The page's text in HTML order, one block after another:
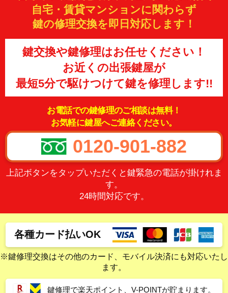
自宅・賃貸マンションに関わらず
鍵の修理交換を即日対応します！
鍵交換や鍵修理はお任せください！
お近くの出張鍵屋が
最短5分で駆けつけて鍵を修理します!!
お電話での鍵修理のご相談は無料！
お気軽に鍵屋へご連絡ください。
0120-901-882
上記ボタンをタップいただくと鍵緊急の電話が掛けれま
す。
24時間対応です。
各種カード払いOK
※鍵修理交換はその他のカード、モバイル決済にも対応いたし
ます。
鍵修理で楽天ポイント、V-POINTが貯まります。